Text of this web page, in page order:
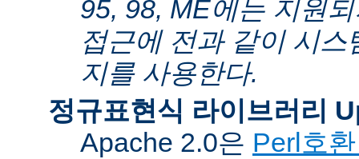
95, 98, ME에는 지원
접근에 전과 같이 시
지를 사용한다.
정규표현식 라이브러리
Apache 2.0은 Perl호